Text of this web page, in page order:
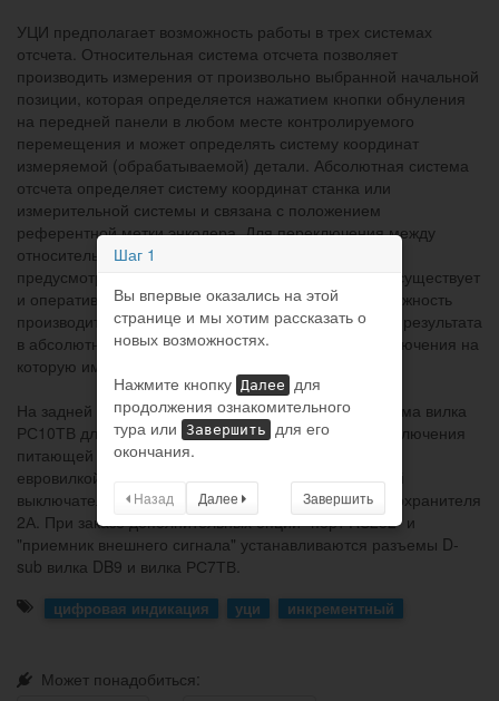
УЦИ предполагает возможность работы в трех системах
отсчета. Относительная система отсчета позволяет
производить измерения от произвольно выбранной начальной
позиции, которая определяется нажатием кнопки обнуления
на передней панели в любом месте контролируемого
перемещения и может определять систему координат
измеряемой (обрабатываемой) детали. Абсолютная система
отсчета определяет систему координат станка или
измерительной системы и связана с положением
референтной метки энкодера. Для переключения между
относительной и абсолютной системами отсчета
предусмотрена кнопка на передней панели. Также существует
и оперативная система отсчета, которая дает возможность
производить промежуточные измерения без потери результата
в абсолютной и относительной системе, для переключения на
которую имеется кнопка на передней панели УЦИ.
На задней панелиЛИР-521расположены два разъема вилка
РС10ТВ для подключения энкодеров, вход для подключения
питающей сети (сетевой кабель длиной 1,8 метра с
евровилкой входит в комплект поставки), клавишный
выключатель, клемма заземления, держатель предохранителя
2А. При заказе дополнительных опций "порт RS232" и
"приемник внешнего сигнала" устанавливаются разъемы D-
sub вилка DB9 и вилка РС7ТВ.
цифровая индикация уци инкрементный
Может понадобиться:
Шаг 1
Вы впервые оказались на этой
странице и мы хотим рассказать о
новых возможностях.
Нажмите кнопку Далее
для
продолжения ознакомительного
тура или Завершить
для его
окончания.
Назад Далее Завершить